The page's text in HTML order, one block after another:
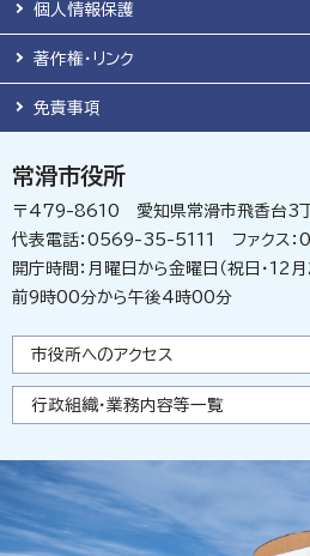
個人情報保護
著作権・リンク
免責事項
常滑市役所
〒479-8610 愛知県常滑市飛香台3
代表電話：0569-35-5111 ファクス
開庁時間：月曜日から金曜日（祝日・
前9時00分から午後4時00分
市役所へのアクセス
行政組織・業務内容等一覧